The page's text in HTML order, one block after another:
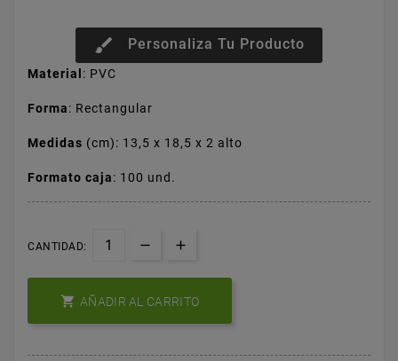
brush Personaliza Tu Producto
Material : PVC
Forma: Rectangular
Medidas (cm): 13,5 x 18,5 x 2 alto
Formato caja: 100 und.
CANTIDAD:
 AÑADIR AL CARRITO